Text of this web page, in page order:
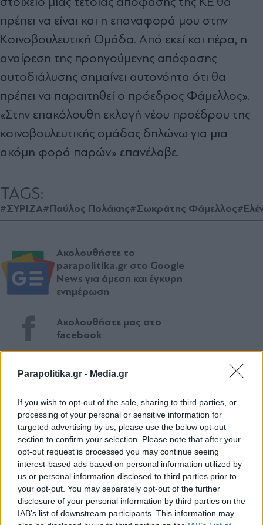
Parapolitika.gr - Media.gr
If you wish to opt-out of the sale, sharing to third parties, or
processing of your personal or sensitive information for
targeted advertising by us, please use the below opt-out
section to confirm your selection. Please note that after your
opt-out request is processed you may continue seeing
interest-based ads based on personal information utilized by
us or personal information disclosed to third parties prior to
your opt-out. You may separately opt-out of the further
disclosure of your personal information by third parties on the
IAB’s list of downstream participants. This information may
πρέπει να είναι και η επαναφορά μου στην
Κοινοβουλευτική Ομάδα. Από εκεί και πέρα, η
αναίρεση της προηγούμενης απόφασης
αυτοδιάλυσης σημαίνει αυτονόητα ότι θα
πρέπει να παραιτηθεί ο πρόεδρος Φάμελλος».
«Στην επακόλουθη εκλογή νέου προέδρου της
κοινοβουλευτικής ομάδας δηλώνω για μια
ακόμη φορά παρών» επανέλαβε.
TAGS:
#ΣΥΡΙΖΑ#Παύλος Πολάκης#Σωκράτης Φάμελλος
Ακολουθήστε το
parapolitika.gr στο Google
News για άμεση και έγκυρη
ενημέρωση
Ακολουθήστε μας στο
facebook
Ακολουθήστε μας στο
ΣΧΕΤΙΚΗ ΕΙΔΗΣΕΟΓΡΑΦΙΑ